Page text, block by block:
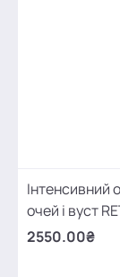
очей і вуст
2550.00₴